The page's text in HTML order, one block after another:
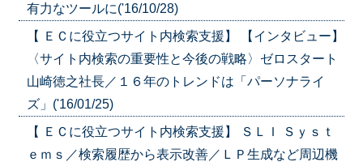
有力なツールに('16/10/28)
【 ＥＣに役立つサイト内検索支援】 【インタビュー】
〈サイト内検索の重要性と今後の戦略〉ゼロスタート
山崎徳之社長／１６年のトレンドは「パーソナライ
ズ」('16/01/25)
【 ＥＣに役立つサイト内検索支援】 ＳＬＩ Ｓｙｓｔ
ｅｍｓ／検索履歴から表示改善／ＬＰ生成など周辺機